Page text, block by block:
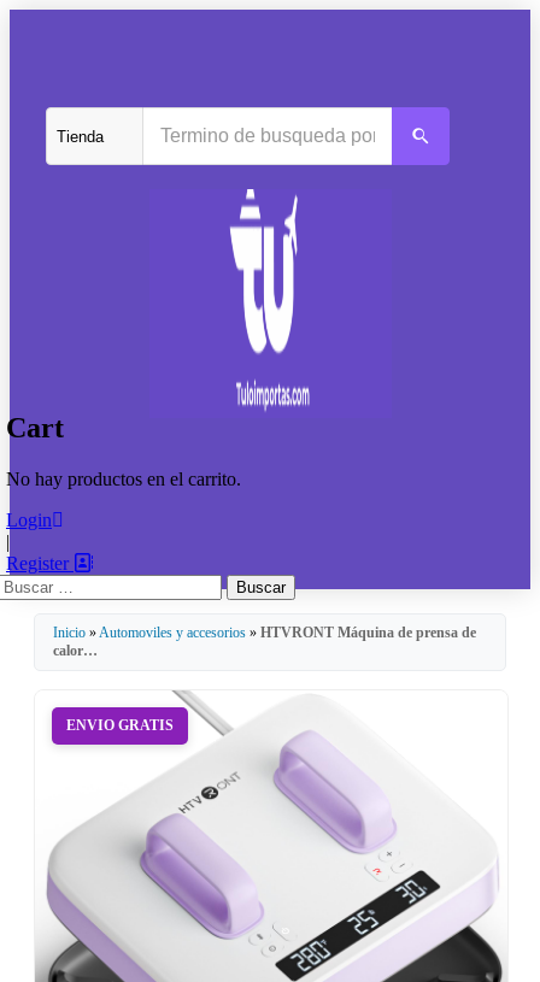
Cart
No hay productos en el carrito.
Login
|
Register
Inicio »Automoviles y accesorios » HTVRONT Máquina de prensa de
calor…
ENVIO GRATIS